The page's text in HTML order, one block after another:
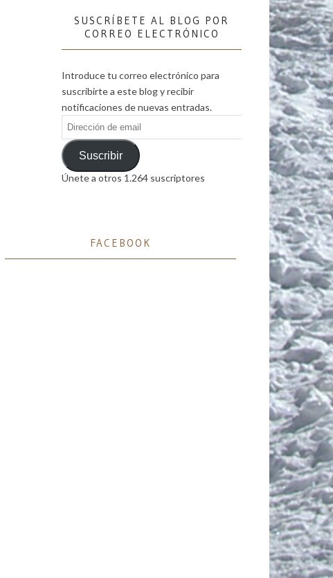
SUSCRÍBETE AL BLOG POR
CORREO ELECTRÓNICO
Introduce tu correo electrónico para
suscribirte a este blog y recibir
notificaciones de nuevas entradas.
Dirección
de
emailSuscribir
Únete a otros 1.264 suscriptores
FACEBOOK